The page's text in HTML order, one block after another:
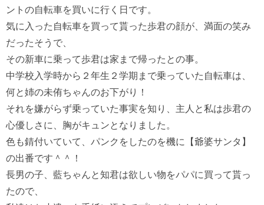
ントの自転車を買いに行く日です。
気に入った自転車を買って貰った歩君の顔が、満面の笑み
だったそうで、
その新車に乗って歩君は家まで帰ったとの事。
中学校入学時から２年生２学期まで乗っていた自転車は、
何と姉の未侑ちゃんのお下がり！
それを嫌がらず乗っていた事実を知り、主人と私は歩君の
心優しさに、胸がキュンとなりました。
色も錆付いていて、パンクをしたのを機に【爺婆サンタ】
の出番です＾＾！
長男の子、藍ちゃんと知君は欲しい物をパパに買って貰っ
たので、